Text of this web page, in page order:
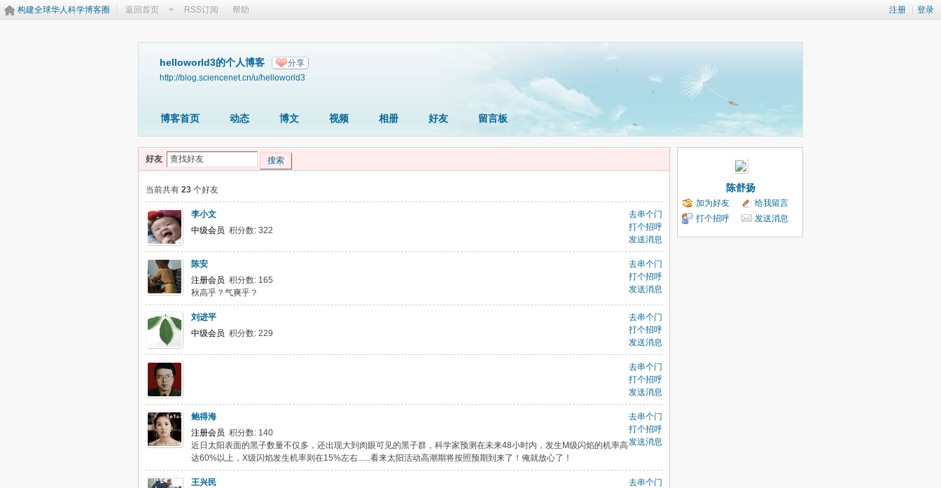
注册 登录
构建全球华人科学博客圈 返回首页 RSS订阅 帮助
helloworld3的个人博客 分享
http://blog.sciencenet.cn/u/helloworld3
博客首页 动态 博文 视频 相册 好友 留言板
好友 搜索
当前共有 23 个好友
去串个门
打个招呼
发送消息
李小文
中级会员 积分数: 322
去串个门
打个招呼
发送消息
陈安
注册会员 积分数: 165
秋高乎？气爽乎？
去串个门
打个招呼
发送消息
刘进平
中级会员 积分数: 229
去串个门
打个招呼
发送消息
去串个门
打个招呼
发送消息
鲍得海
注册会员 积分数: 140
近日太阳表面的黑子数量不仅多，还出现大到肉眼可见的黑子群，科学家预测在未来48小时内，发生M级闪焰的机率高
达60%以上，X级闪焰发生机率则在15%左右......看来太阳活动高潮期将按照预期到来了！俺就放心了！
去串个门
王兴民
陈舒扬
加为好友
给我留言
打个招呼
发送消息